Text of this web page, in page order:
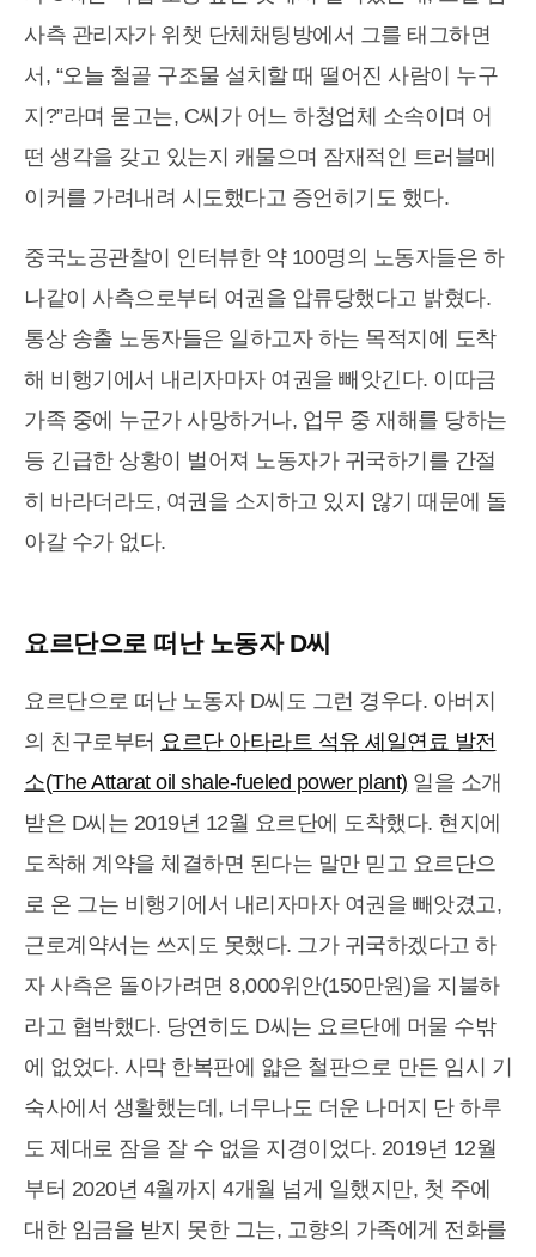
사측 관리자가 위챗 단체채팅방에서 그를 태그하면
서, “오늘 철골 구조물 설치할 때 떨어진 사람이 누구
지?”라며 묻고는, C씨가 어느 하청업체 소속이며 어
떤 생각을 갖고 있는지 캐물으며 잠재적인 트러블메
이커를 가려내려 시도했다고 증언히기도 했다.
중국노공관찰이 인터뷰한 약 100명의 노동자들은 하
나같이 사측으로부터 여권을 압류당했다고 밝혔다.
통상 송출 노동자들은 일하고자 하는 목적지에 도착
해 비행기에서 내리자마자 여권을 빼앗긴다. 이따금
가족 중에 누군가 사망하거나, 업무 중 재해를 당하는
등 긴급한 상황이 벌어져 노동자가 귀국하기를 간절
히 바라더라도, 여권을 소지하고 있지 않기 때문에 돌
아갈 수가 없다.
요르단으로 떠난 노동자 D씨
요르단으로 떠난 노동자 D씨도 그런 경우다. 아버지
의 친구로부터 요르단 아타라트 석유 셰일연료 발전
소(The Attarat oil shale-fueled power plant) 일을 소개
받은 D씨는 2019년 12월 요르단에 도착했다. 현지에
도착해 계약을 체결하면 된다는 말만 믿고 요르단으
로 온 그는 비행기에서 내리자마자 여권을 빼앗겼고,
근로계약서는 쓰지도 못했다. 그가 귀국하겠다고 하
자 사측은 돌아가려면 8,000위안(150만원)을 지불하
라고 협박했다. 당연히도 D씨는 요르단에 머물 수밖
에 없었다. 사막 한복판에 얇은 철판으로 만든 임시 기
숙사에서 생활했는데, 너무나도 더운 나머지 단 하루
도 제대로 잠을 잘 수 없을 지경이었다. 2019년 12월
부터 2020년 4월까지 4개월 넘게 일했지만, 첫 주에
대한 임금을 받지 못한 그는, 고향의 가족에게 전화를